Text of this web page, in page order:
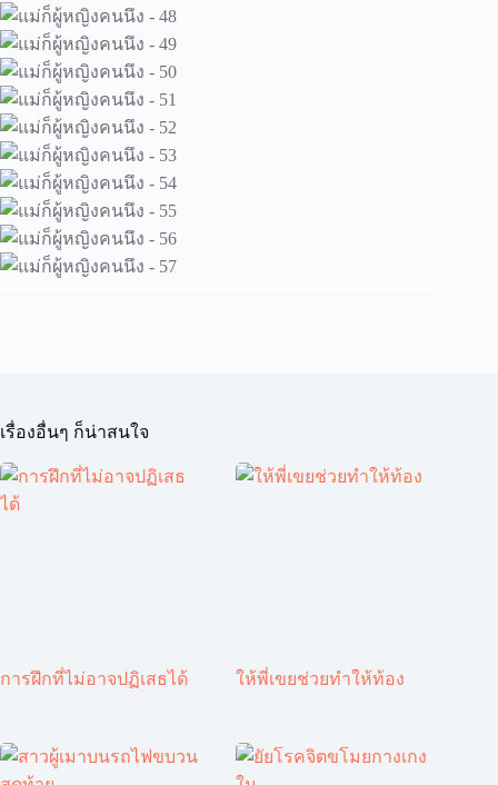
เรื่องอื่นๆ ก็น่าสนใจ
การฝึกที่ไม่อาจปฏิเสธได้ ให้พี่เขยช่วยทำให้ท้อง